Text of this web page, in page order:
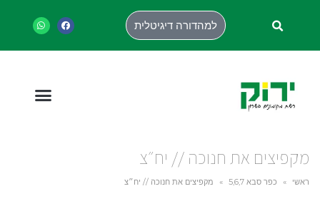
למהדורה דיגיטלית
מקפיצים את חנוכה // יח״צ
ראשי » כפר סבא 5,6,7 » מקפיצים את חנוכה // יח״צ